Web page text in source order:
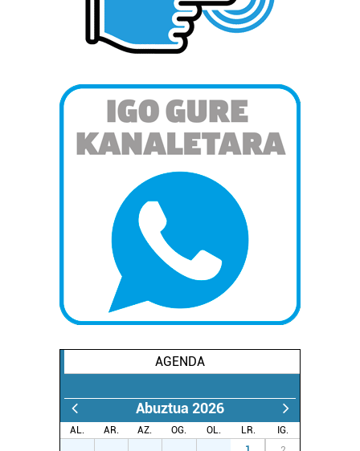
AGENDA
Abuztua 2026
AL. AR. AZ. OG. OL. LR.
IG.